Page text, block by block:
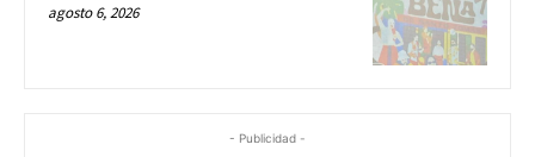
agosto 6, 2026
- Publicidad -